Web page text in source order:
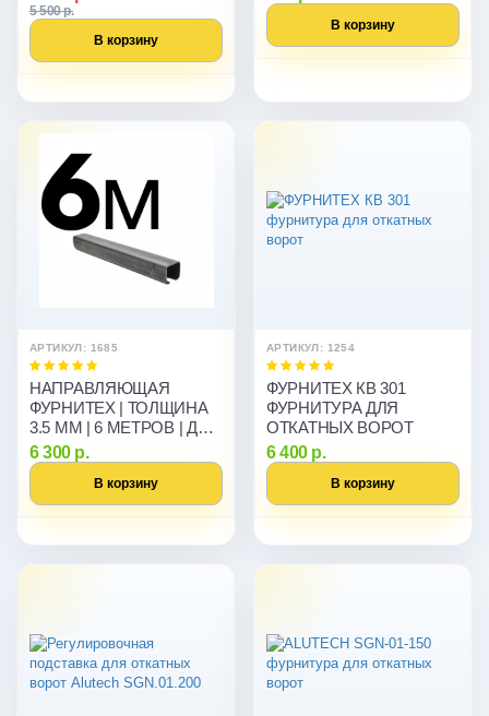
5 500 р.
В корзину
В корзину
АРТИКУЛ: 1685
НАПРАВЛЯЮЩАЯ
ФУРНИТЕХ | ТОЛЩИНА
3.5 ММ | 6 МЕТРОВ | ДЛЯ
ОТКАТНЫХ ВОРОТ
6 300 р.
В корзину
АРТИКУЛ: 1254
ФУРНИТЕХ КВ 301
ФУРНИТУРА ДЛЯ
ОТКАТНЫХ ВОРОТ
6 400 р.
В корзину